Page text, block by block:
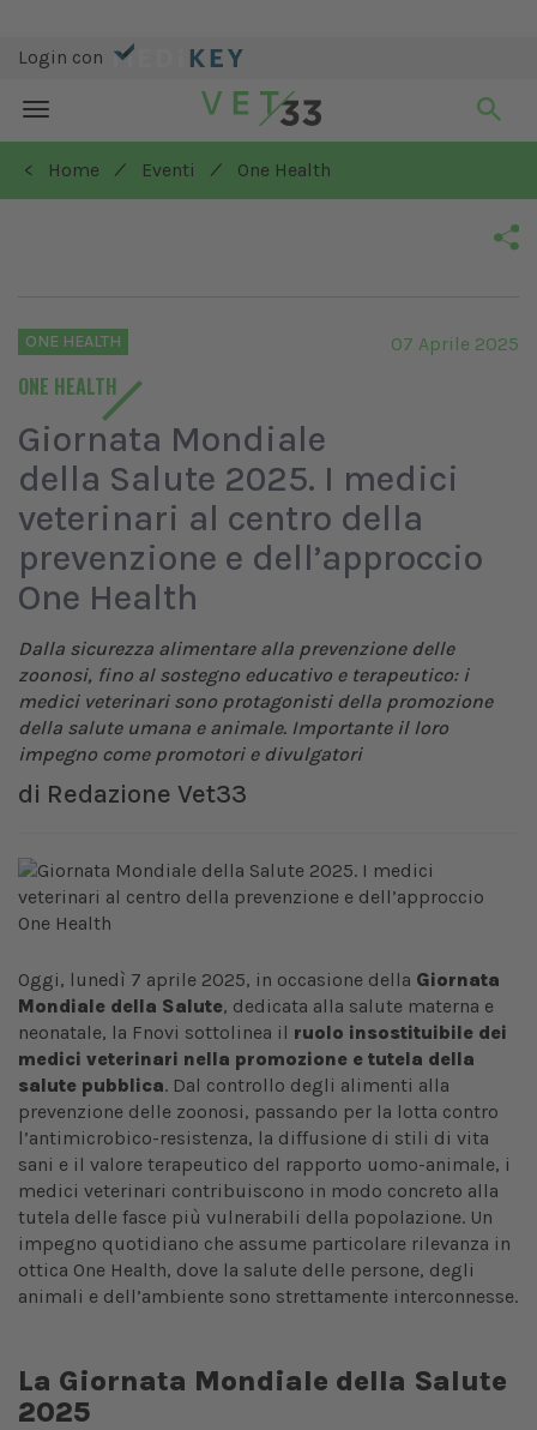
Login con
Toggle
navigation
< Home
/ Eventi / One Health
ONE HEALTH
ONE HEALTH
07 Aprile 2025
Giornata Mondiale
della Salute 2025. I medici
veterinari al centro della
prevenzione e dell’approccio
One Health
Dalla sicurezza alimentare alla prevenzione delle
zoonosi, fino al sostegno educativo e terapeutico: i
medici veterinari sono protagonisti della promozione
della salute umana e animale. Importante il loro
impegno come promotori e divulgatori
di Redazione Vet33
Oggi, lunedì 7 aprile 2025, in occasione della Giornata
Mondiale della Salute, dedicata alla salute materna e
neonatale, la Fnovi sottolinea il ruolo insostituibile dei
medici veterinari nella promozione e tutela della
salute pubblica. Dal controllo degli alimenti alla
prevenzione delle zoonosi, passando per la lotta contro
l’antimicrobico-resistenza, la diffusione di stili di vita
sani e il valore terapeutico del rapporto uomo-animale, i
medici veterinari contribuiscono in modo concreto alla
tutela delle fasce più vulnerabili della popolazione. Un
impegno quotidiano che assume particolare rilevanza in
ottica One Health, dove la salute delle persone, degli
animali e dell’ambiente sono strettamente interconnesse.
La Giornata Mondiale della Salute
2025